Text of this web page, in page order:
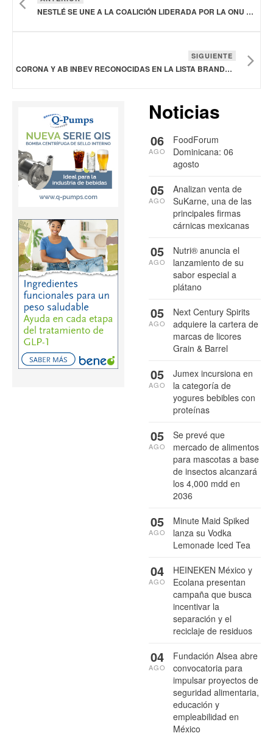
NESTLÉ SE UNE A LA COALICIÓN LIDERADA POR LA ONU PARA APOYAR LA SALUD DE LAS MUJERES
SIGUIENTE
CORONA Y AB INBEV RECONOCIDAS EN LA LISTA BRANDS THAT MATTER 2025 DE FAST COMPANY
Noticias
FoodForum
Dominicana: 06
agosto
06
AGO
Analizan venta de
SuKarne, una de las
principales firmas
cárnicas mexicanas
05
AGO
Nutri® anuncia el
lanzamiento de su
sabor especial a
plátano
05
AGO
Next Century Spirits
adquiere la cartera de
marcas de licores
Grain & Barrel
05
AGO
Jumex incursiona en
la categoría de
yogures bebibles con
proteínas
05
AGO
Se prevé que
mercado de alimentos
para mascotas a base
de insectos alcanzará
los 4,000 mdd en
2036
05
AGO
Minute Maid Spiked
lanza su Vodka
Lemonade Iced Tea
05
AGO
HEINEKEN México y
Ecolana presentan
campaña que busca
incentivar la
separación y el
reciclaje de residuos
04
AGO
Fundación Alsea abre
convocatoria para
impulsar proyectos de
seguridad alimentaria,
educación y
empleabilidad en
México
04
AGO